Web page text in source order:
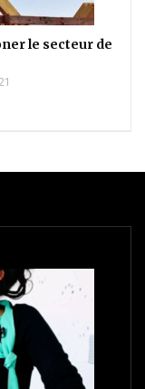
le secteur de